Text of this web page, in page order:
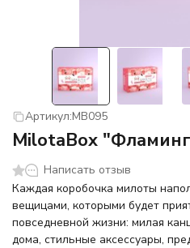
Артикул:MB095
MilotaBox
Написать отзыв
Каждая коробочка милоты
вещицами, которыми будет
повседневной жизни: милая
дома, стильные аксессуары,